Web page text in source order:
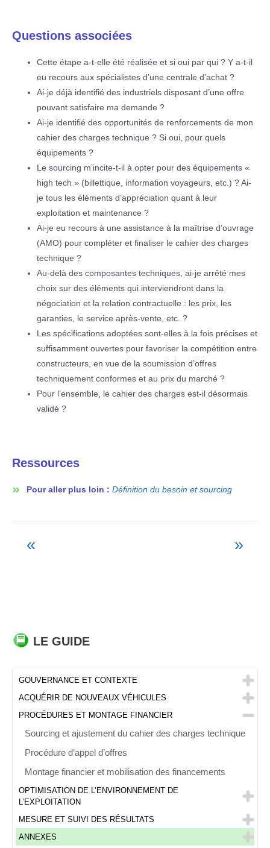
LE GUIDE
GOUVERNANCE ET CONTEXTE
ACQUÉRIR DE NOUVEAUX VÉHICULES
PROCÉDURES ET MONTAGE FINANCIER
Sourcing et ajustement du cahier des charges technique
Procédure d’appel d’offres
Montage financier et mobilisation des financements
OPTIMISATION DE L’ENVIRONNEMENT DE
L’EXPLOITATION
MESURE ET SUIVI DES RÉSULTATS
ANNEXES
Questions associées
Cette étape a-t-elle été réalisée et si oui par qui ? Y a-t-il
eu recours aux spécialistes d’une centrale d’achat ?
Ai-je déjà identifié des industriels disposant d’une offre
pouvant satisfaire ma demande ?
Ai-je identifié des opportunités de renforcements de mon
cahier des charges technique ? Si oui, pour quels
équipements ?
Le sourcing m’incite-t-il à opter pour des équipements «
high tech » (billettique, information voyageurs, etc.) ? Ai-
je tous les éléments d’appréciation quant à leur
exploitation et maintenance ?
Ai-je eu recours à une assistance à la maîtrise d’ouvrage
(AMO) pour compléter et finaliser le cahier des charges
technique ?
Au-delà des composantes techniques, ai-je arrêté mes
choix sur des éléments qui interviendront dans la
négociation et la relation contractuelle : les prix, les
garanties, le service après-vente, etc. ?
Les spécifications adoptées sont-elles à la fois précises et
suffisamment ouvertes pour favoriser la compétition entre
constructeurs, en vue de la soumission d’offres
techniquement conformes et au prix du marché ?
Pour l’ensemble, le cahier des charges est-il désormais
validé ?
Ressources
Pour aller plus loin : Définition du besoin et sourcing
Navigation
« »